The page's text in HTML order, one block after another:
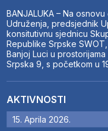
BANJALUKA – Na osnovu
Udruženja, predsjednik
konsitutivnu sjednicu
Republike Srpske
Banjoj Luci u
Srpska 9, s početkom u
AKTIVNOSTI
15. Aprila 2026.